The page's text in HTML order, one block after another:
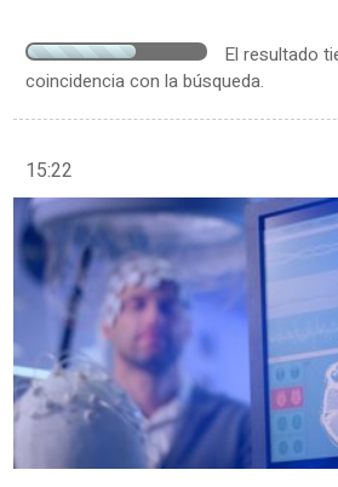
El resultado
coincidencia con la búsqueda.
15:22